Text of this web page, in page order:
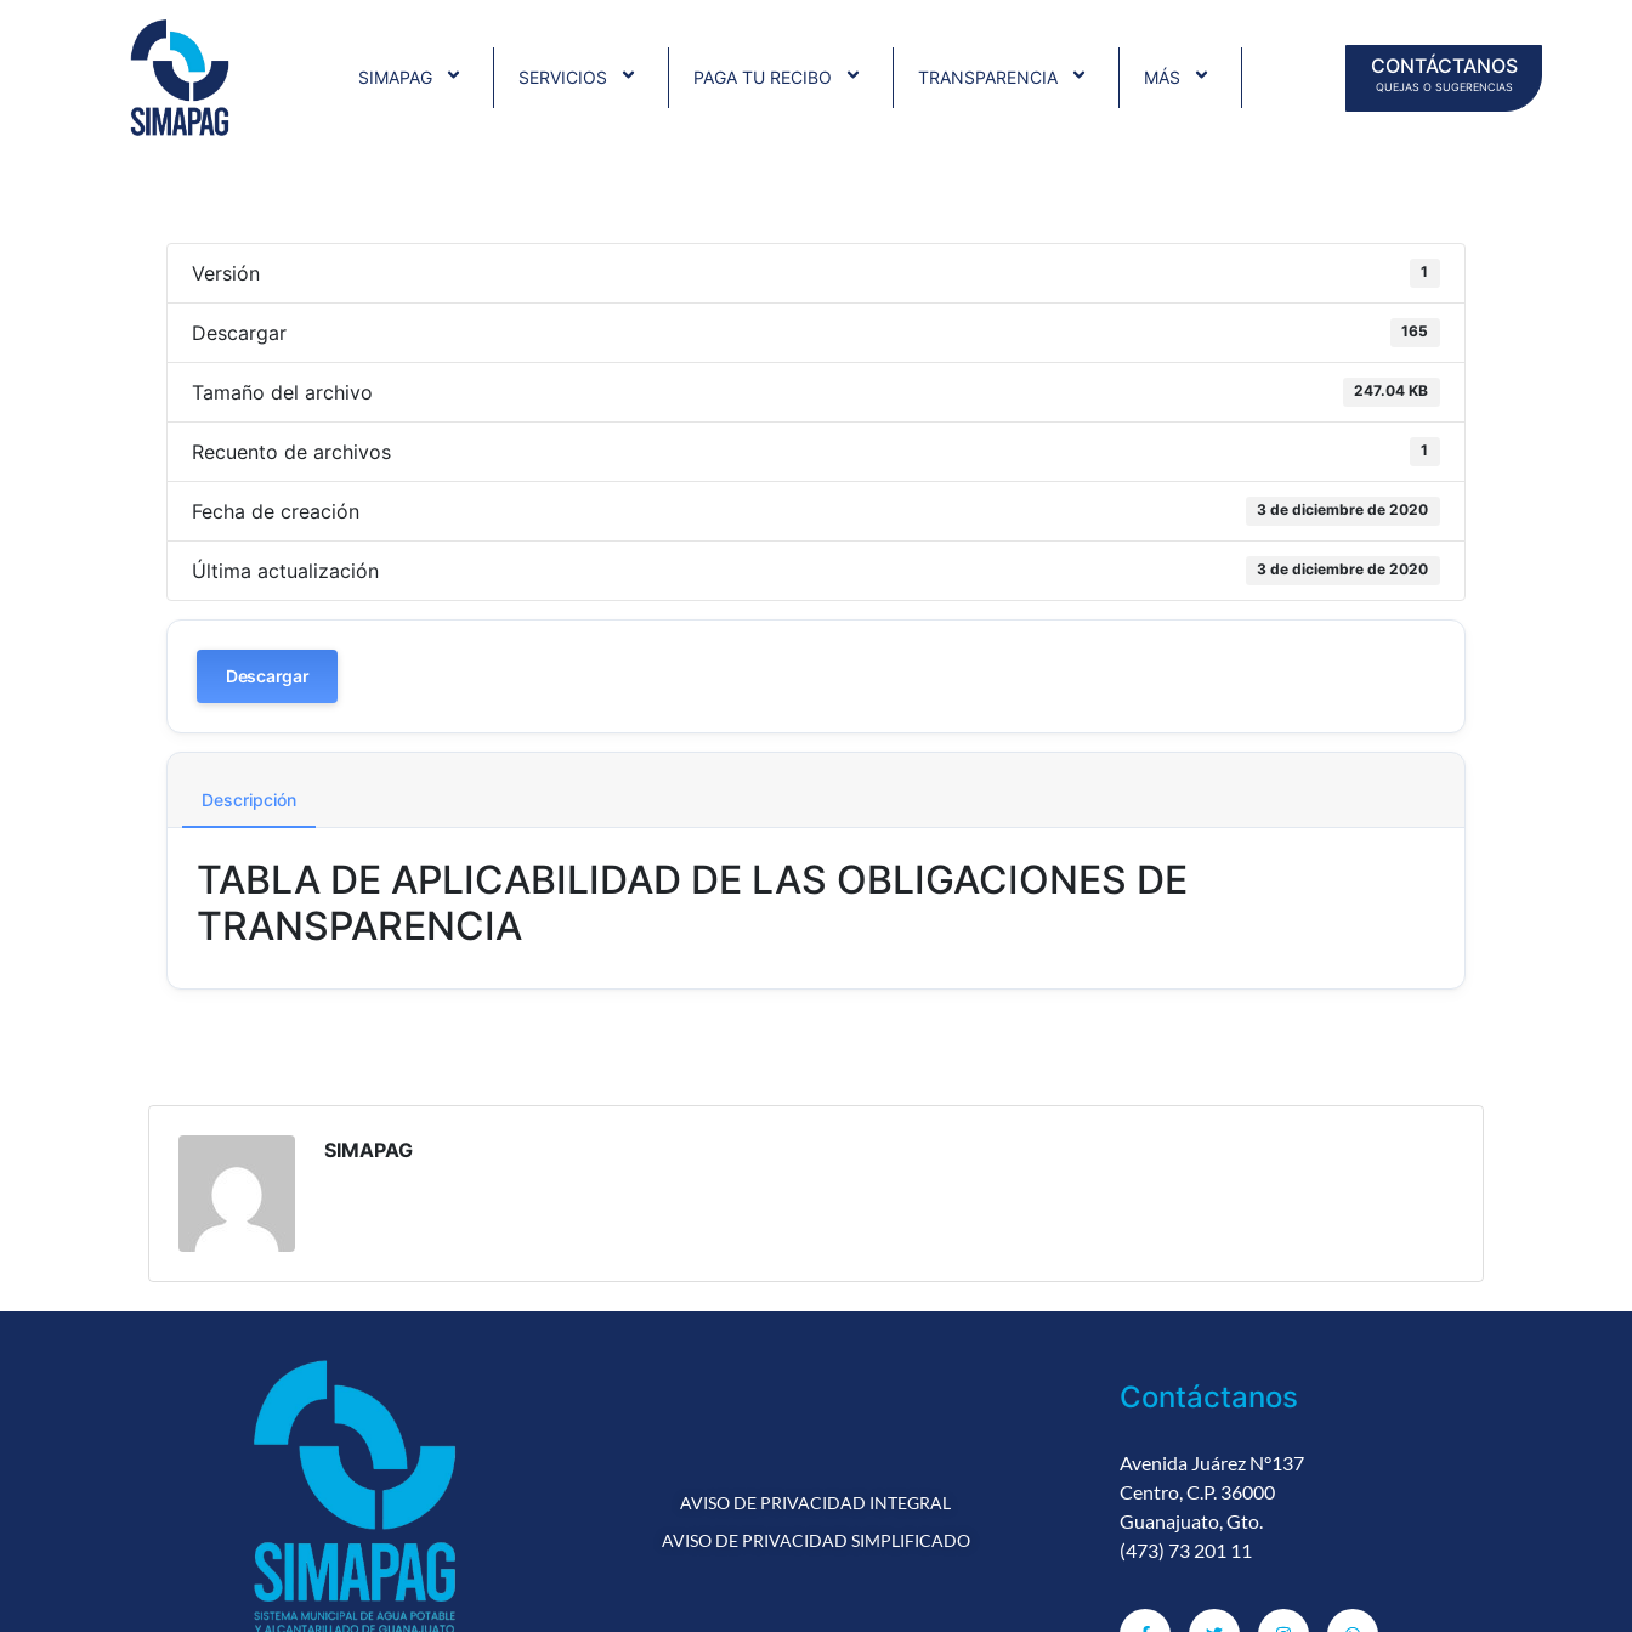
SIMAPAG SERVICIOS PAGA TU RECIBO TRANSPARENCIA MÁS CONTÁCTANOS
QUEJAS O SUGERENCIAS
Versión 1
Descargar 165
Tamaño del archivo 247.04 KB
Recuento de archivos 1
Fecha de creación 3 de diciembre de 2020
Última actualización 3 de diciembre de 2020
Descargar
Descripción
TABLA DE APLICABILIDAD DE LAS OBLIGACIONES DE
TRANSPARENCIA
SIMAPAG
AVISO DE PRIVACIDAD INTEGRAL
AVISO DE PRIVACIDAD SIMPLIFICADO
Contáctanos
Avenida Juárez N°137
Centro, C.P. 36000
Guanajuato, Gto.
(473) 73 201 11